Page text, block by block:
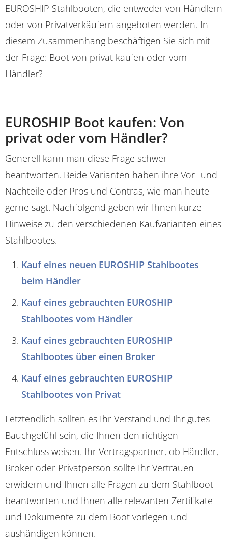
EUROSHIP Stahlbooten, die entweder von Händlern
oder von Privatverkäufern angeboten werden. In
diesem Zusammenhang beschäftigen Sie sich mit
der Frage: Boot von privat kaufen oder vom
Händler?
EUROSHIP Boot kaufen: Von
privat oder vom Händler?
Generell kann man diese Frage schwer
beantworten. Beide Varianten haben ihre Vor- und
Nachteile oder Pros und Contras, wie man heute
gerne sagt. Nachfolgend geben wir Ihnen kurze
Hinweise zu den verschiedenen Kaufvarianten eines
Stahlbootes.
Kauf eines neuen EUROSHIP Stahlbootes
beim Händler
Kauf eines gebrauchten EUROSHIP
Stahlbootes vom Händler
Kauf eines gebrauchten EUROSHIP
Stahlbootes über einen Broker
Kauf eines gebrauchten EUROSHIP
Stahlbootes von Privat
Letztendlich sollten es Ihr Verstand und Ihr gutes
Bauchgefühl sein, die Ihnen den richtigen
Entschluss weisen. Ihr Vertragspartner, ob Händler,
Broker oder Privatperson sollte Ihr Vertrauen
erwidern und Ihnen alle Fragen zu dem Stahlboot
beantworten und Ihnen alle relevanten Zertifikate
und Dokumente zu dem Boot vorlegen und
aushändigen können.